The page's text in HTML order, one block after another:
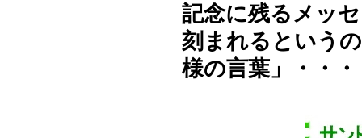
記念に残るメッ
刻まれるという
様の言葉」・・・